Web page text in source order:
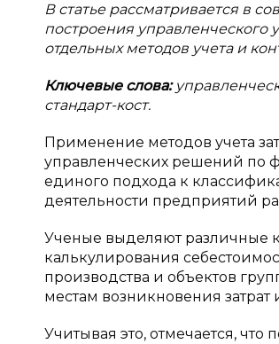
В статье рассматривается в
построения управленческого
отдельных методов учета и
Ключевые слова:
стандарт-кост.
Применение методов учета
управленческих решений по
единого подхода к
деятельности предприятий
Ученые выделяют различные
калькулирования
производства и объектов
местам возникновения затрат
Учитывая это, отмечается,